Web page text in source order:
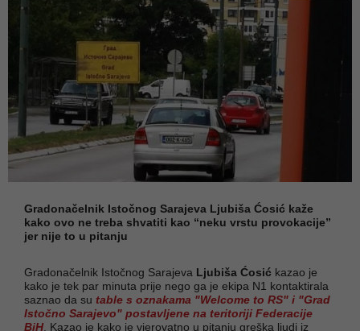
Gradonačelnik Istočnog Sarajeva Ljubiša Ćosić kaže
kako ovo ne treba shvatiti kao “neku vrstu provokacije”
jer nije to u pitanju
Gradonačelnik Istočnog Sarajeva Ljubiša Ćosić kazao je
kako je tek par minuta prije nego ga je ekipa N1 kontaktirala
saznao da su table s oznakama "Welcome to RS" i "Grad
Istočno Sarajevo" postavljene na teritoriji Federacije
BiH . Kazao je kako je vjerovatno u pitanju greška ljudi iz